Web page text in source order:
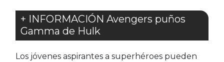
+ INFORMACIÓN Avengers puños
Gamma de Hulk
Los jóvenes aspirantes a superhéroes pueden